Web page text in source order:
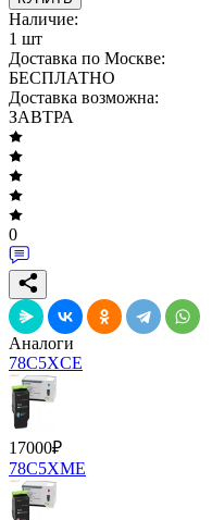
Наличие:
1 шт
Доставка по Москве:
БЕСПЛАТНО
Доставка возможна:
ЗАВТРА
0
Аналоги
78C5XCE
17000₽
78C5XME